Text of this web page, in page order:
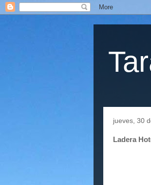
jueves, 30
Ladera